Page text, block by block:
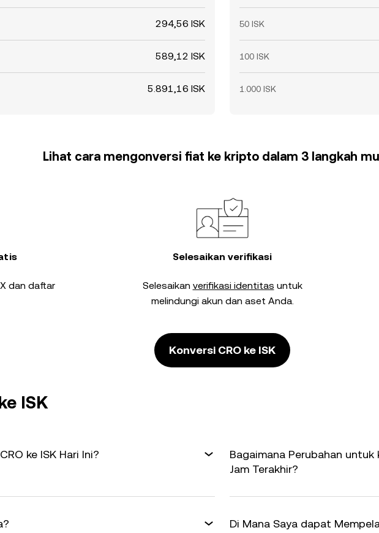
294,56 ISK
589,12 ISK
5.891,16 ISK
50 ISK
100 ISK
1.000 ISK
Lihat cara mengonversi fiat ke kripto dalam 3 langkah
dan daftar
Selesaikan verifikasi
Selesaikan verifikasi identitas untuk
melindungi akun dan aset Anda.
Konversi CRO ke ISK
ISK
ke ISK Hari Ini?
Bagaimana Perubahan untuk
Jam Terakhir?
Di Mana Saya dapat